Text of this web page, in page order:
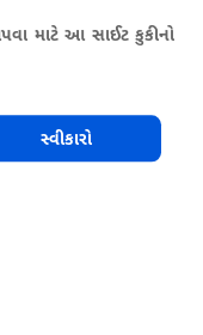
માટે આ સાઈટ કુકીનો
સ્વીકારો